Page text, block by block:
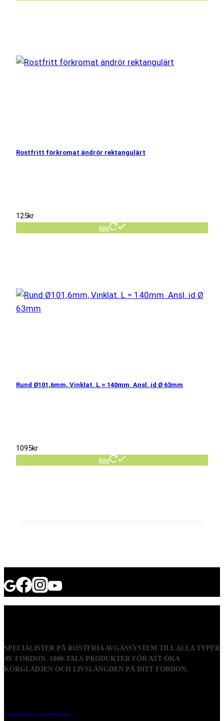
Rostfritt förkromat ändrör rektangulärt
125kr
Köp
Rund Ø101,6mm, Vinklat. L = 140mm. Ansl. id Ø 63mm
1095kr
Köp
SPECIALISTER PÅ ROSTFRIA AVGASSYSTEM TILL ALLA TYPER
AV FORDON. 1000-TALS PRODUKTER FÖR ATT ÖKA
KÖRGLÄDJEN OCH LIVSLÄNGDEN PÅ DITT FORDON.